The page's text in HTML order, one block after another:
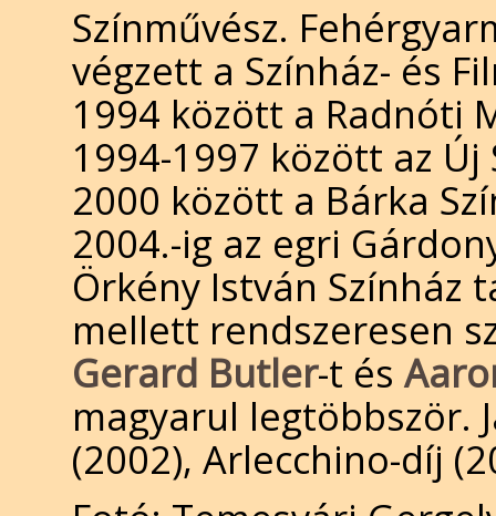
Színművész.
végzett a Színház- és
1994 között a Radnóti
1994-1997 között az Új
2000 között a Bárka
2004.-ig az egri
Örkény István Színház
mellett rendszeresen
Gerard Butler-t és
magyarul legtöbbször.
(2002), Arlecchino-díj